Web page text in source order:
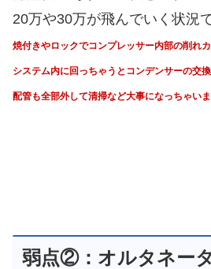
20万や30万が飛んでいく状況
焼付きやロックでコンプレッサー内部の削れ
システム内に回っちゃうと コンデンサーの交換
配管も全部外して清掃など大事になっちゃいま
弱点②：オルタネータ